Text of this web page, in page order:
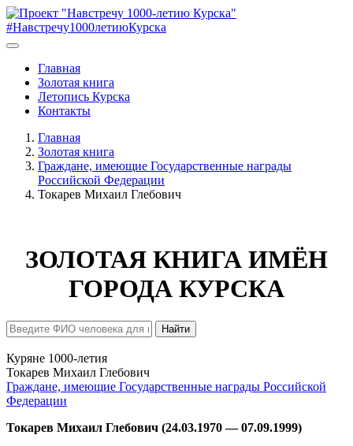
#Навстречу1000летиюКурска
Главная
Золотая книга
Летопись Курска
Контакты
Главная
Золотая книга
Граждане, имеющие Государственные награды
Российской Федерации
Токарев Михаил Глебович
ЗОЛОТАЯ КНИГА ИМЁН
ГОРОДА КУРСКА
Найти
Куряне 1000-летия
Токарев Михаил Глебович
Граждане, имеющие Государственные награды Российской
Федерации
Токарев Михаил Глебович (24.03.1970 — 07.09.1999)